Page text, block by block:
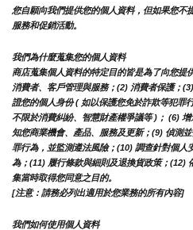
您自願向我們提供您的個人資料，但如果您不
服務和促銷活動。
我們為什麼蒐集您的個人資料
商店蒐集個人資料的特定目的皆是為了向您提
消費者、客戶管理與服務；(2) 消費者保護；
證您的個人身份 ( 如以保護您免於詐欺等犯罪
不限於消費糾紛、智慧財產權爭議等 )； (6)
知您商業機會、產品、服務及更新；(9) 偵測
罪行為，並監測遵法風險；(10) 調查針對個人
為；(11) 履行條款與細則及退換貨政策；(12)
集當時取得您同意之目的。
[注意：請務必列出適用於您業務的所有內容]
我們如何使用個人資料